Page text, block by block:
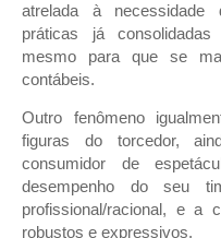
atrelada à necessidade
práticas já
mesmo para que se
contábeis.
Outro fenômeno
figuras do torcedor,
consumidor de
desempenho do seu
profissional/racional, e a
robustos e expressivos.